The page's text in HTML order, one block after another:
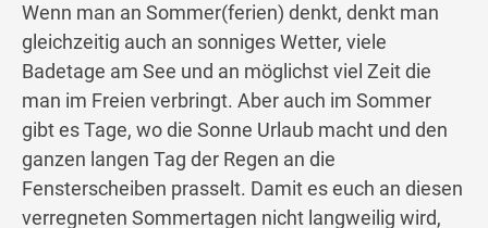
Wenn man an Sommer(ferien) denkt, denkt man
gleichzeitig auch an sonniges Wetter, viele
Badetage am See und an möglichst viel Zeit die
man im Freien verbringt. Aber auch im Sommer
gibt es Tage, wo die Sonne Urlaub macht und den
ganzen langen Tag der Regen an die
Fensterscheiben prasselt. Damit es euch an diesen
verregneten Sommertagen nicht langweilig wird,